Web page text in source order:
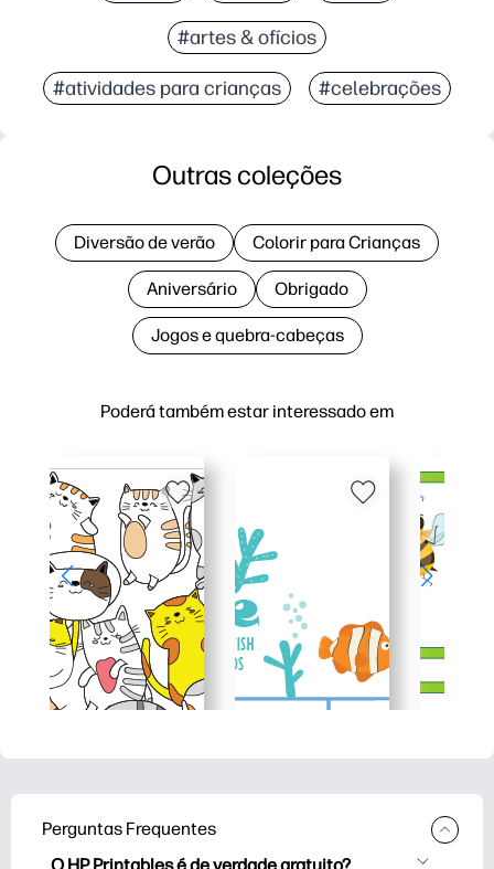
#artes & ofícios
#atividades para crianças #celebrações
Poderá também estar interessado em
Outras coleções
Diversão de verão Colorir para Crianças
Aniversário Obrigado
Jogos e quebra-cabeças
Perguntas Frequentes